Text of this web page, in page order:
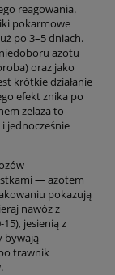
reagowania.
pokarmowe
po 3–5 dniach.
azotu
oraz jako
krótkie działanie
efekt znika po
żelaza to
jednocześnie
— azotem
pokazują
nawóz z
jesienią z
bywają
trawnik